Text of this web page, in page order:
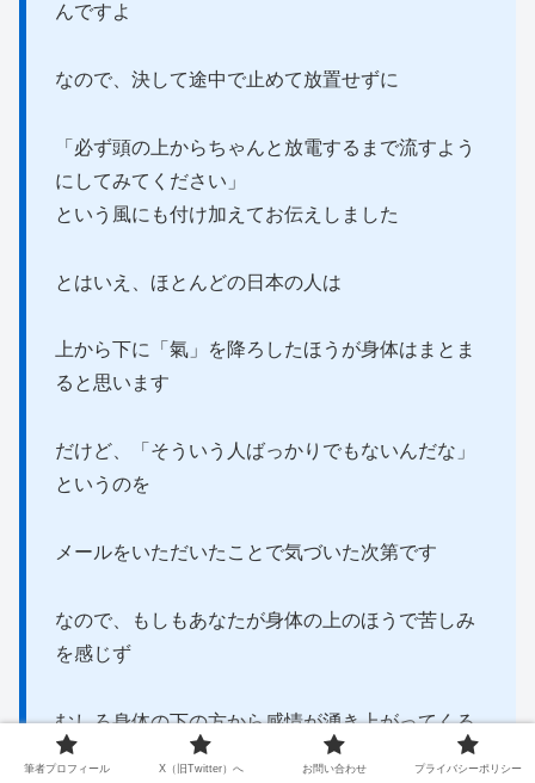
んですよ
なので、決して途中で止めて放置せずに
「必ず頭の上からちゃんと放電するまで流すよう
にしてみてください」
という風にも付け加えてお伝えしました
とはいえ、ほとんどの日本の人は
上から下に「氣」を降ろしたほうが身体はまとま
ると思います
だけど、「そういう人ばっかりでもないんだな」
というのを
メールをいただいたことで気づいた次第です
なので、もしもあなたが身体の上のほうで苦しみ
を感じず
むしろ身体の下の方から感情が湧き上がってくる
ように感じるなら
筆者プロフィール X（旧Twitter）へ お問い合わせ プライバシーポリシー